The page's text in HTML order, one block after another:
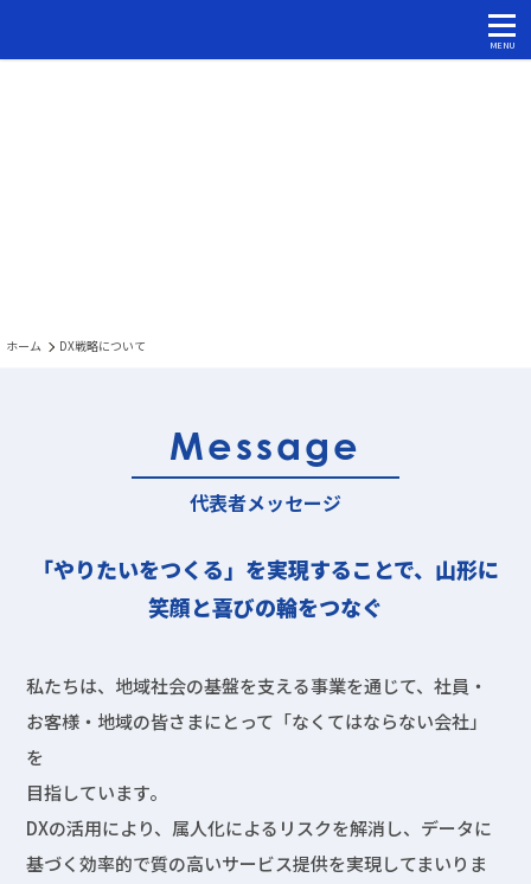
MENU
ホーム DX戦略について
Message
代表者メッセージ
「やりたいをつくる」を実現することで、山形に
笑顔と喜びの輪をつなぐ
私たちは、地域社会の基盤を支える事業を通じて、社員・
お客様・地域の皆さまにとって「なくてはならない会社」
を
目指しています。
DXの活用により、属人化によるリスクを解消し、データに
基づく効率的で質の高いサービス提供を実現してまいりま